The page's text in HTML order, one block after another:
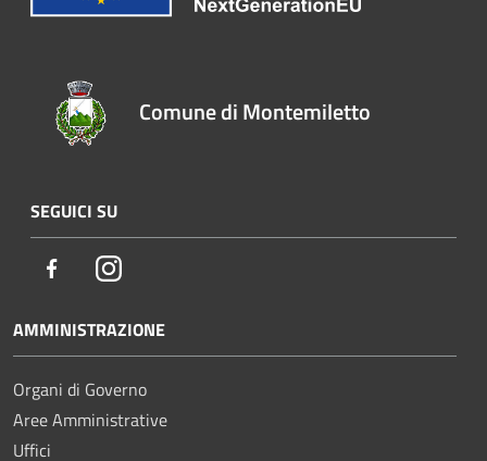
Comune di Montemiletto
SEGUICI SU
FacebookInstagram
AMMINISTRAZIONE
Organi di Governo
Aree Amministrative
Uffici